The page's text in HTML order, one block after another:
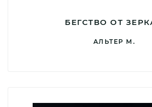
БЕГСТВО ОТ
АЛЬТЕР М.